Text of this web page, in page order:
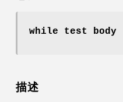
while test body
描述